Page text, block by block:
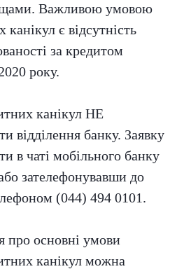
Важливою умовою
є відсутність
за кредитом
року.
канікул НЕ
відділення банку. Заявку
в чаті мобільного банку
зателефонувавши до
(044) 494 0101.
про основні умови
канікул можна